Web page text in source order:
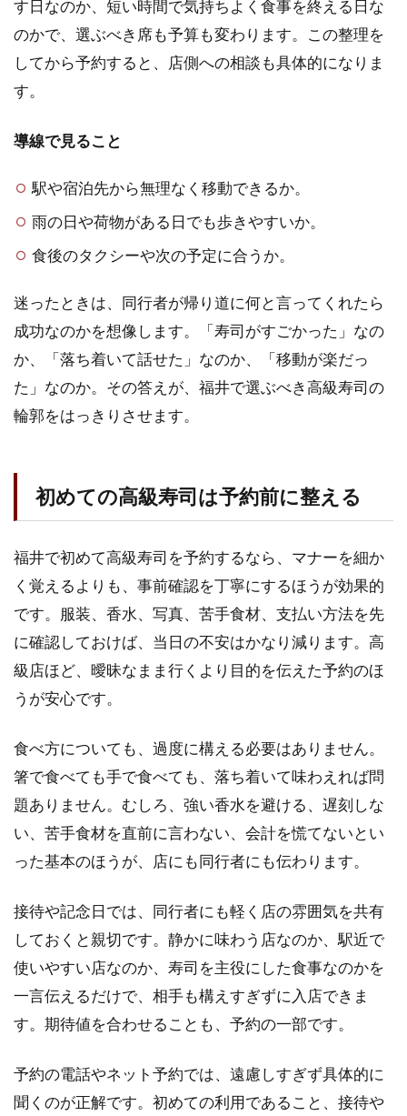
す日なのか、短い時間で気持ちよく食事を終える日な
のかで、選ぶべき席も予算も変わります。この整理を
してから予約すると、店側への相談も具体的になりま
す。
導線で見ること
駅や宿泊先から無理なく移動できるか。
雨の日や荷物がある日でも歩きやすいか。
食後のタクシーや次の予定に合うか。
迷ったときは、同行者が帰り道に何と言ってくれたら
成功なのかを想像します。「寿司がすごかった」なの
か、「落ち着いて話せた」なのか、「移動が楽だっ
た」なのか。その答えが、福井で選ぶべき高級寿司の
輪郭をはっきりさせます。
初めての高級寿司は予約前に整える
福井で初めて高級寿司を予約するなら、マナーを細か
く覚えるよりも、事前確認を丁寧にするほうが効果的
です。服装、香水、写真、苦手食材、支払い方法を先
に確認しておけば、当日の不安はかなり減ります。高
級店ほど、曖昧なまま行くより目的を伝えた予約のほ
うが安心です。
食べ方についても、過度に構える必要はありません。
箸で食べても手で食べても、落ち着いて味わえれば問
題ありません。むしろ、強い香水を避ける、遅刻しな
い、苦手食材を直前に言わない、会計を慌てないとい
った基本のほうが、店にも同行者にも伝わります。
接待や記念日では、同行者にも軽く店の雰囲気を共有
しておくと親切です。静かに味わう店なのか、駅近で
使いやすい店なのか、寿司を主役にした食事なのかを
一言伝えるだけで、相手も構えすぎずに入店できま
す。期待値を合わせることも、予約の一部です。
予約の電話やネット予約では、遠慮しすぎず具体的に
聞くのが正解です。初めての利用であること、接待や